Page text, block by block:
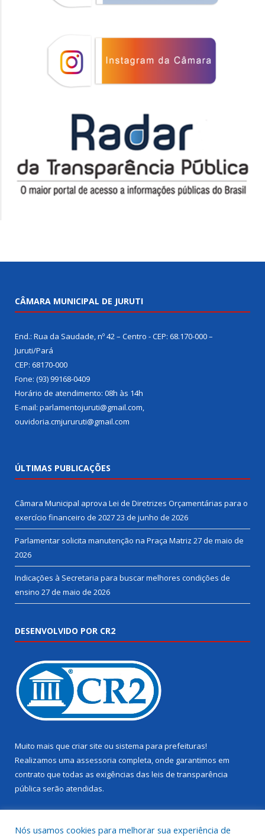
CÂMARA MUNICIPAL DE JURUTI
End.: Rua da Saudade, nº 42 – Centro - CEP: 68.170-000 –
Juruti/Pará
CEP: 68170-000
Fone: (93) 99168-0409
Horário de atendimento: 08h às 14h
E-mail: parlamentojuruti@gmail.com,
ouvidoria.cmjururuti@gmail.com
ÚLTIMAS PUBLICAÇÕES
Câmara Municipal aprova Lei de Diretrizes Orçamentárias para o
exercício financeiro de 202723 de junho de 2026
Parlamentar solicita manutenção na Praça Matriz 27 de maio de
2026
Indicações à Secretaria para buscar melhores condições de
ensino 27 de maio de 2026
DESENVOLVIDO POR CR2
Muito mais que criar site ou sistema para prefeituras!
Realizamos uma assessoria completa, onde garantimos em
contrato que todas as exigências das leis de transparência
pública serão atendidas.
Nós usamos cookies para melhorar sua experiência de